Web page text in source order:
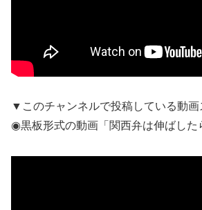
▼このチャンネルで投稿している動画
◉黒板形式の動画「関西弁は伸ばした